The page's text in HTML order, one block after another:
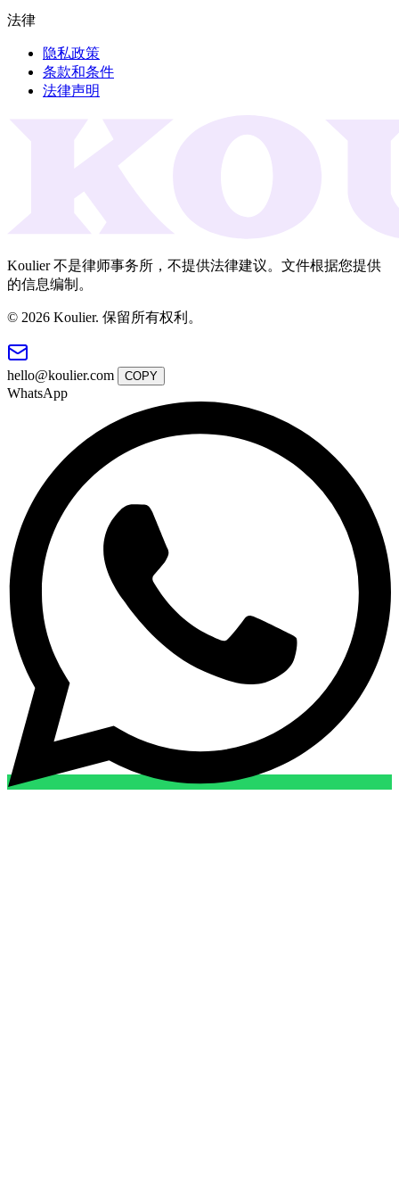
法律
隐私政策
条款和条件
法律声明
Koulier 不是律师事务所，不提供法律建议。文件根据您提供
的信息编制。
© 2026 Koulier. 保留所有权利。
hello@koulier.com COPY
WhatsApp